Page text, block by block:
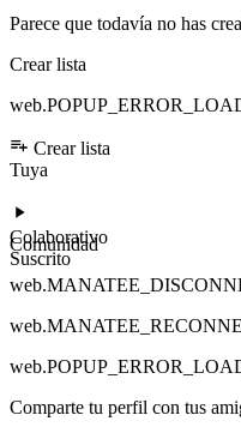
Parece que todavía no has
Crear lista
Crear lista
Tuya
Colaborativo
Suscrito
Comunidad
Comparte tu perfil con tus